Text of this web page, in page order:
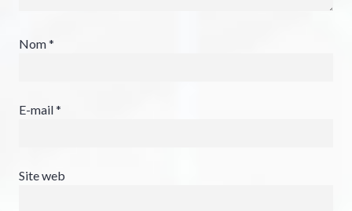
Nom*
E-mail*
Site web